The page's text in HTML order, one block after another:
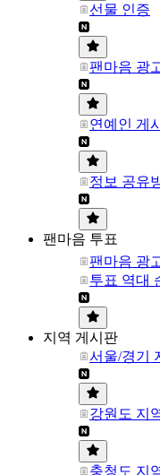
선물 인증
팬마음 광
연예인 게
정보 공유
팬마음 투표
팬마음 광
투표 역대
지역 게시판
서울/경기
강원도 지
충청도 지